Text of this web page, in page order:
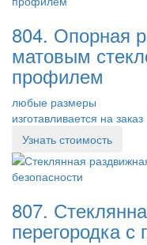
804. Опорная
матовым
профилем
любые размеры
изготавливается на заказ
Узнать стоимость
807.
перегородка с